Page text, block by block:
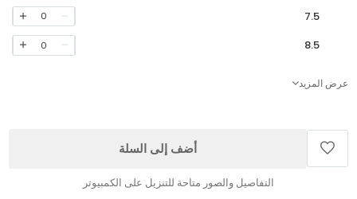
7.5
0
8.5
0
عرض المزيد
أضف إلى السلة
التفاصيل والصور متاحة للتنزيل على الكمبيوتر